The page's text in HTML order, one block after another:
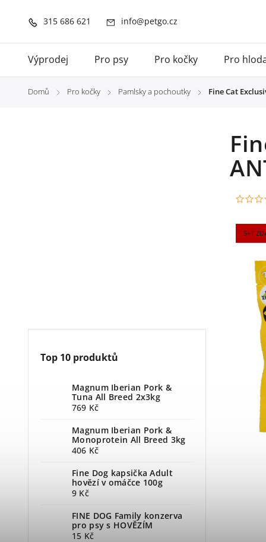
315 686 621 info@petgo.cz
Výprodej Pro psy Pro kočky Pro
Domů / Pro kočky / Pamlsky a pochoutky / Fine Cat
Top 10 produktů
Magnum Iberian Pork &
Tuna All Breed 2x3kg
769 Kč
Magnum Iberian Pork &
Monoprotein All Breed 3kg
406 Kč
Fine Dog kapsička Adult
hovězí v omáčce 100g
9 Kč
FINE DOG Family konzerva
pro psy s HOVĚZÍM
15 Kč
5+1